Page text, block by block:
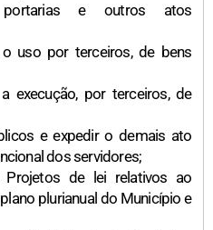
portarias e outros atos
uso por terceiros, de bens
execução, por terceiros, de
e expedir o demais ato
dos servidores;
Projetos de lei relativos ao
plurianual do Município e